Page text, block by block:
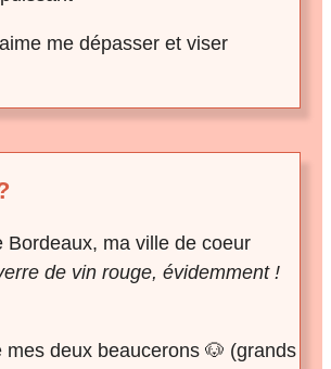
me dépasser et viser
Bordeaux, ma ville de coeur
de vin rouge, évidemment !
mes deux beaucerons 🐶 (grands